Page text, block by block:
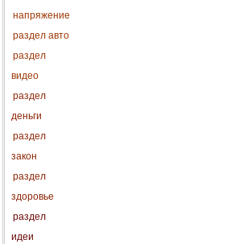
напряжение
раздел авто
раздел
видео
раздел
деньги
раздел
закон
раздел
здоровье
раздел
идеи